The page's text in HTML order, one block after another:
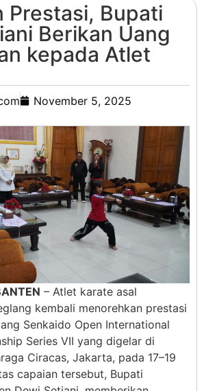
Prestasi, Bupati
Berikan Uang
kepada Atlet
November 5, 2025
– Atlet karate asal
kembali menorehkan prestasi
Senkaido Open International
Series VII yang digelar di
Ciracas, Jakarta, pada 17–19
capaian tersebut, Bupati